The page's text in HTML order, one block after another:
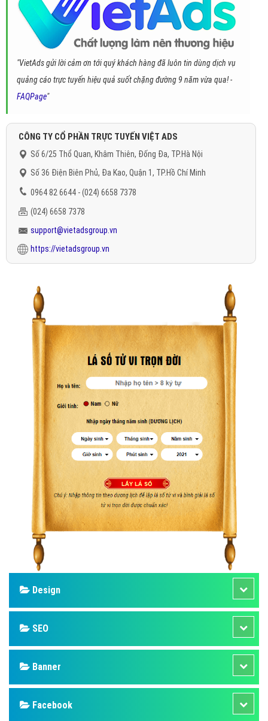
"VietAds gửi lời cảm ơn tới quý khách hàng đã luôn tin dùng dịch vụ
quảng cáo trực tuyến hiệu quả suốt chặng đường 9 năm vừa qua! -
FAQPage"
CÔNG TY CỔ PHẦN TRỰC TUYẾN VIỆT ADS
Số 6/25 Thổ Quan, Khâm Thiên, Đống Đa, TP.Hà Nội
Số 36 Điện Biên Phủ, Đa Kao, Quận 1, TP.Hồ Chí Minh
0964 82 6644 - (024) 6658 7378
(024) 6658 7378
support@vietadsgroup.vn
https://vietadsgroup.vn
Design
SEO
Banner
Facebook